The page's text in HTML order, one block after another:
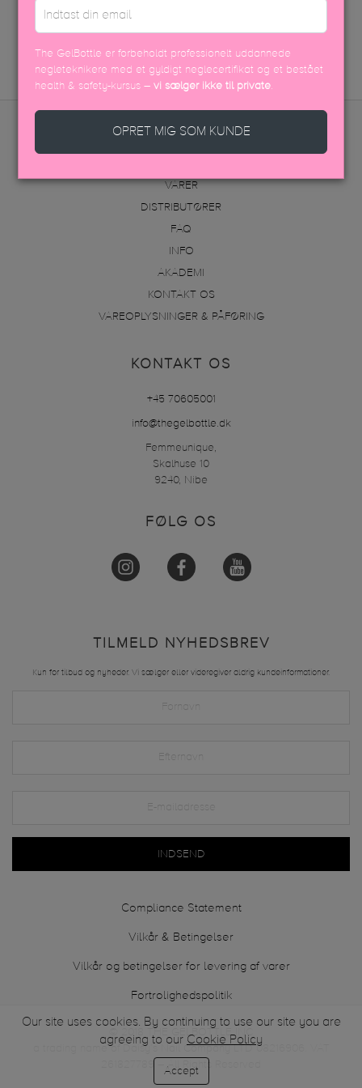
SIKKERHEDSDATABLAD
MENU
VARER
DISTRIBUTØRER
FAQ
INFO
AKADEMI
KONTAKT OS
VAREOPLYSNINGER & PÅFØRING
KONTAKT OS
+45 70605001
info@thegelbottle.dk
Femmeunique,
Skalhuse 10
9240, Nibe
FØLG OS
TILMELD NYHEDSBREV
Kun for tilbud og nyheder. Vi sælger eller videregiver aldrig kundeinformationer.
INDSEND
Compliance Statement
Vilkår & Betingelser
Vilkår og betingelser for levering af varer
Fortrolighedspolitik
© 2018 THE GELBOTTLE INC
a trading name of Daisy’s Nail Company LTD 08216906. VAT
261827789 – All Rights Reserved
Our site uses cookies. By continuing to use our site you are
agreeing to our Cookie Policy
Accept
The GelBottle er forbeholdt professionelt uddannede
negleteknikere med et gyldigt neglecertifikat og et bestået
health & safety-kursus –vi sælger ikke til private
OPRET MIG SOM KUNDE